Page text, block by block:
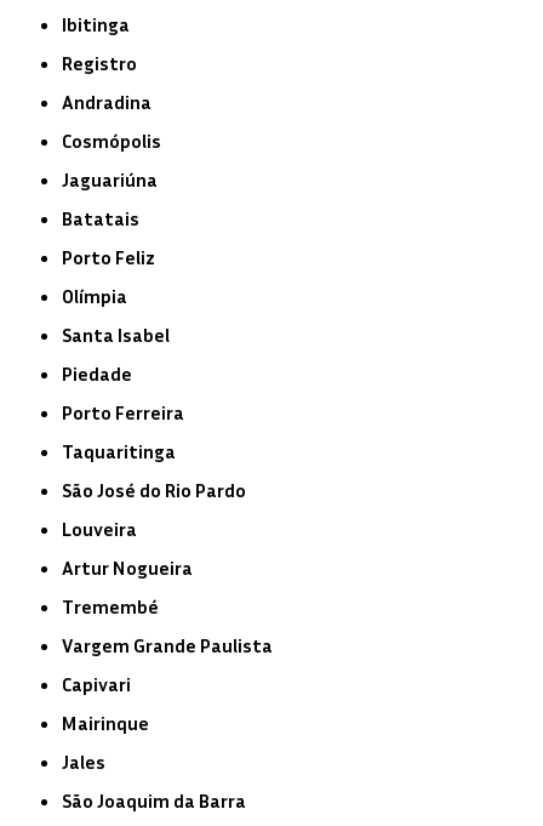
Ibitinga
Registro
Andradina
Cosmópolis
Jaguariúna
Batatais
Porto Feliz
Olímpia
Santa Isabel
Piedade
Porto Ferreira
Taquaritinga
São José do Rio Pardo
Louveira
Artur Nogueira
Tremembé
Vargem Grande Paulista
Capivari
Mairinque
Jales
São Joaquim da Barra